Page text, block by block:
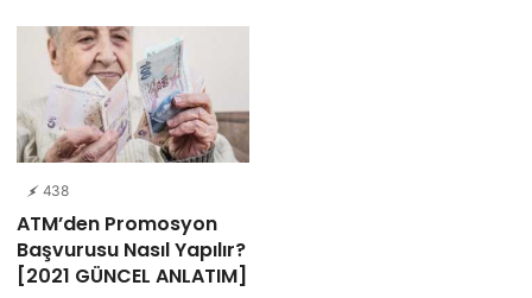
438
ATM’den Promosyon
Başvurusu Nasıl Yapılır?
[2021 GÜNCEL ANLATIM]